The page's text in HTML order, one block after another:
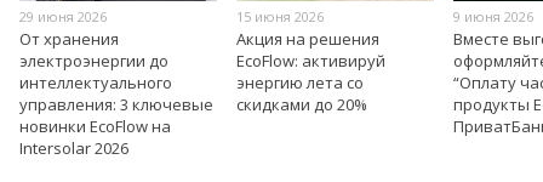
29 июня 2026
От хранения
электроэнергии до
интеллектуального
управления: 3 ключевые
новинки EcoFlow на
Intersolar 2026
15 июня 2026
Акция на решения
EcoFlow: активируй
энергию лета со
скидками до 20%
9 июня 2026
Вместе
“Оплату
продукты